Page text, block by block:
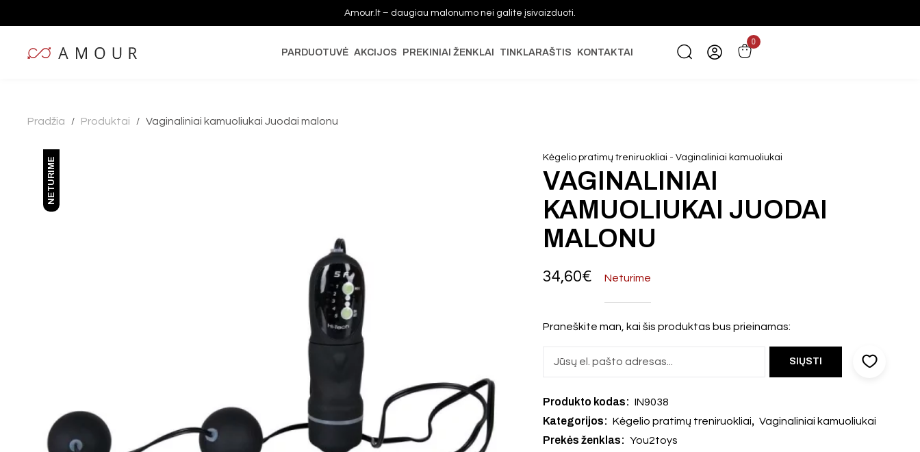
Amour.lt – daugiau malonumo nei galite įsivaizduoti.
PARDUOTUVĖ AKCIJOS PREKINIAI ŽENKLAI TINKLARAŠTIS KONTAKTAI
0
Pradžia / Produktai / Vaginaliniai kamuoliukai Juodai malonu
NETURIME Kėgelio pratimų treniruokliai -Vaginaliniai kamuoliukai
VAGINALINIAI
KAMUOLIUKAI JUODAI
MALONU
34,60€ Neturime
Praneškite man, kai šis produktas bus prieinamas:
Produkto kodas: IN9038
Kategorijos: Kėgelio pratimų treniruokliai, Vaginaliniai kamuoliukai
Prekės ženklas: You2toys